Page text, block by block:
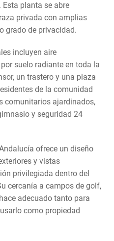
planta se abre
privada con amplias
grado de privacidad.
incluyen aire
suelo radiante en toda la
un trastero y una plaza
de la comunidad
comunitarios ajardinados,
y seguridad 24
ofrece un diseño
y vistas
privilegiada dentro del
cercanía a campos de golf,
adecuado tanto para
como propiedad